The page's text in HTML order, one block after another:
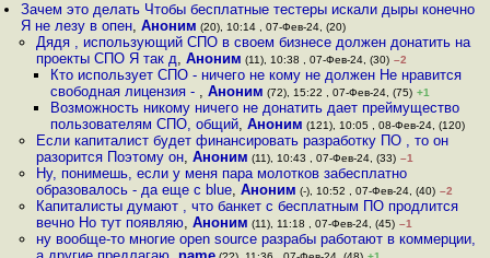
Зачем это делать Чтобы бесплатные тестеры искали дыры конечно
Я не лезу в опен,Аноним (20), 10:14 , 07-Фев-24, (20)
Дядя , использующий СПО в своем бизнесе должен донатить на
проекты СПО Я так д, Аноним (11), 10:38 , 07-Фев-24, (30) –2
Кто использует СПО - ничего не кому не должен Не нравится
свободная лицензия - , Аноним (72), 15:22 , 07-Фев-24, (75) +1
Возможность никому ничего не донатить дает преймущество
пользователям СПО, общий, Аноним (121), 10:05 , 08-Фев-24, (120)
Если капиталист будет финансировать разработку ПО , то он
разорится Поэтому он, Аноним (11), 10:43 , 07-Фев-24, (33) –1
Ну, понимешь, если у меня пара молотков забесплатно
образовалось - да еще с blue, Аноним (-), 10:52 , 07-Фев-24, (40) –2
Капиталисты думают , что банкет с бесплатным ПО продлится
вечно Но тут появляю, Аноним (11), 11:18 , 07-Фев-24, (45) –1
ну вообще-то многие open source разрабы работают в коммерции,